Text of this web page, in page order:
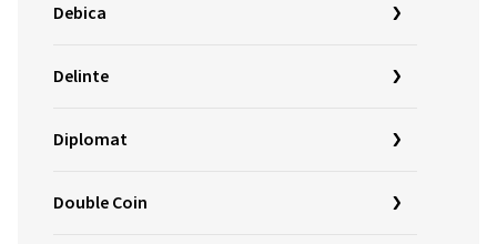
Debica
Delinte
Diplomat
Double Coin